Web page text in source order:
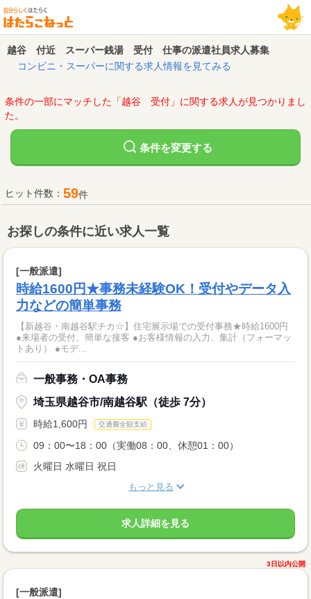
越谷 付近 スーパー銭湯 受付 仕事の派遣社員求人募集
コンビニ・スーパーに関する求人情報を見てみる
条件の一部にマッチした「越谷 受付」に関する求人が見つかりまし
た。
条件を変更する
ヒット件数： 59件
お探しの条件に近い求人一覧
[一般派遣]
時給1600円★事務未経験OK！受付やデータ入
力などの簡単事務
【新越谷・南越谷駅チカ☆】住宅展示場での受付事務★時給1600円
●来場者の受付、簡単な接客 ●お客様情報の入力、集計（フォーマッ
トあり） ●モデ...
一般事務・OA事務
埼玉県越谷市/南越谷駅（徒歩 7分）
時給1,600円 交通費全額支給
09：00〜18：00（実働08：00、休憩01：00）
火曜日 水曜日 祝日
もっと見る
求人詳細を見る
3日以内公開
[一般派遣]